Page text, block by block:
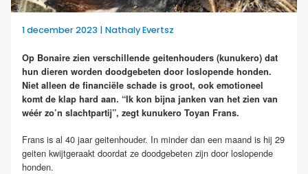
1 december 2023 | Nathaly Evertsz
Op Bonaire zien verschillende geitenhouders (kunukero) dat
hun dieren worden doodgebeten door loslopende honden.
Niet alleen de financiële schade is groot, ook emotioneel
komt de klap hard aan. “Ik kon bijna janken van het zien van
wéér zo’n slachtpartij”, zegt kunukero Toyan Frans.
Frans is al 40 jaar geitenhouder. In minder dan een maand is hij 29
geiten kwijtgeraakt doordat ze doodgebeten zijn door loslopende
honden.